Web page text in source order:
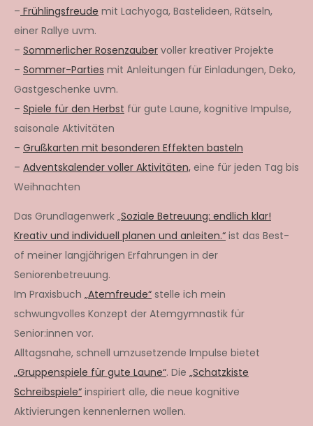
– Frühlingsfreude mit Lachyoga, Bastelideen, Rätseln,
einer Rallye uvm.
– Sommerlicher Rosenzauber voller kreativer Projekte
– Sommer-Parties mit Anleitungen für Einladungen, Deko,
Gastgeschenke uvm.
– Spiele für den Herbst für gute Laune, kognitive Impulse,
saisonale Aktivitäten
– Grußkarten mit besonderen Effekten basteln
– Adventskalender voller Aktivitäten, eine für jeden Tag bis
Weihnachten
Das Grundlagenwerk „Soziale Betreuung: endlich klar!
Kreativ und individuell planen und anleiten.“ ist das Best-
of meiner langjährigen Erfahrungen in der
Seniorenbetreuung.
Im Praxisbuch „Atemfreude“ stelle ich mein
schwungvolles Konzept der Atemgymnastik für
Senior:innen vor.
Alltagsnahe, schnell umzusetzende Impulse bietet
„Gruppenspiele für gute Laune“. Die „Schatzkiste
Schreibspiele“ inspiriert alle, die neue kognitive
Aktivierungen kennenlernen wollen.